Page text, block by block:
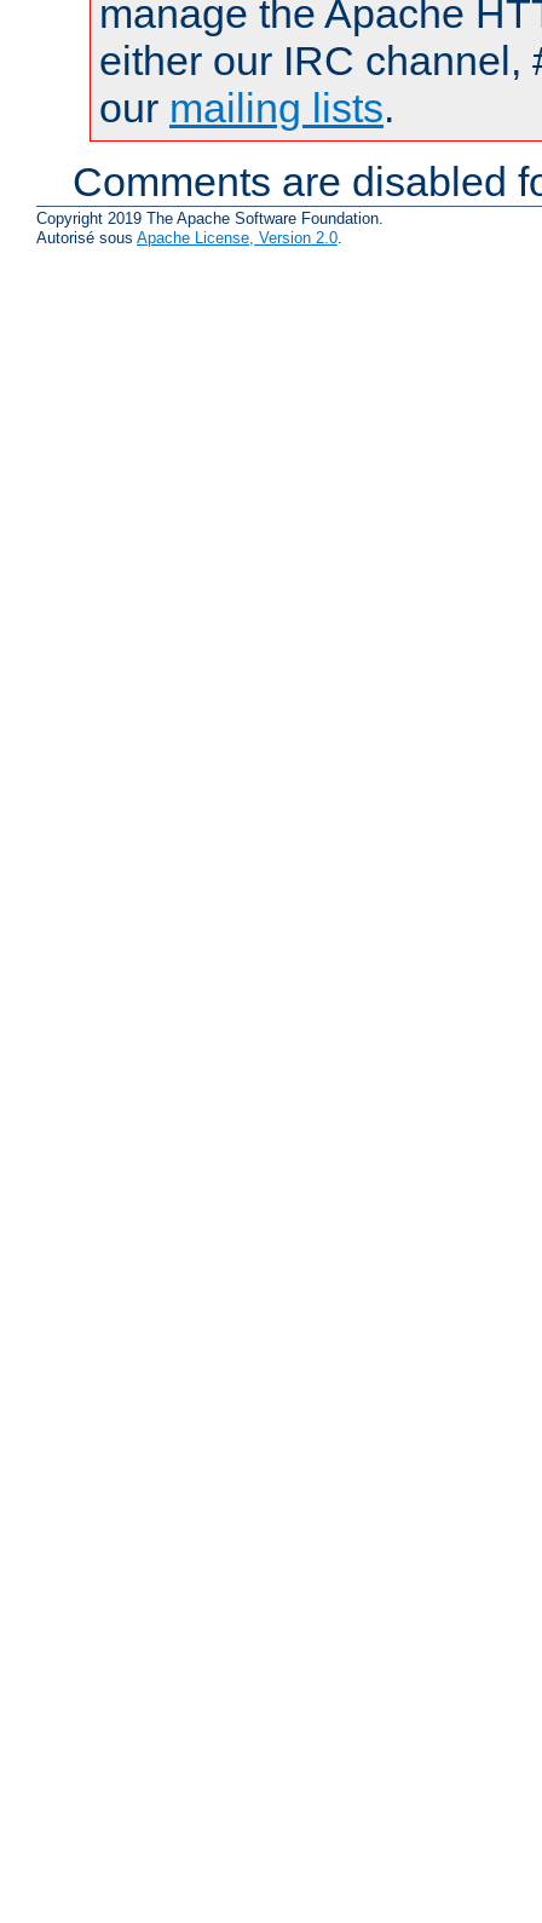
manage the Apache
either our IRC channel,
our mailing lists.
Comments are disabled
Copyright 2019 The Apache Software Foundation.
Autorisé sous Apache License, Version 2.0.